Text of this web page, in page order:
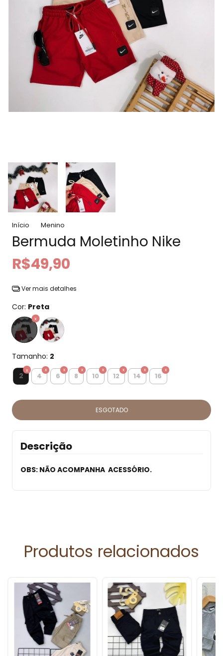
Início Menino
Bermuda Moletinho Nike
R$49,90
Ver mais detalhes
Cor: Preta
Tamanho: 2
2 4 6 8 10 12 14 16
Descrição
OBS: NÃO ACOMPANHA ACESSÓRIO.
Produtos relacionados